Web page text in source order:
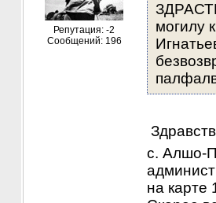
Репутация: -2
Сообщений: 196
могилу
с. Алшо-
на карте